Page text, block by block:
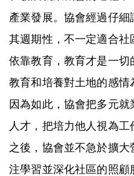
產業發展。協會經過仔
其週期性，不一定適合
依靠教育，教育才是一
教育和培養對土地的感
因為如此，協會把多元
人才，把培力他人視為
之後，協會並不急於擴
注學習並深化社區的照